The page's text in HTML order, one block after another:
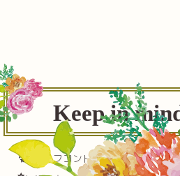
Keep in
セルフコントロール(自己制御)